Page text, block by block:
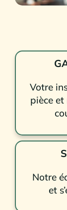
Votre
pièce
Notre
et